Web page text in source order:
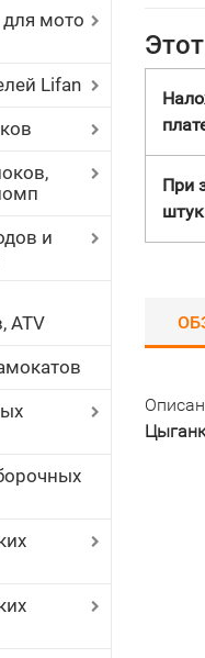
мото
Lifan
и
ATV
При
штук